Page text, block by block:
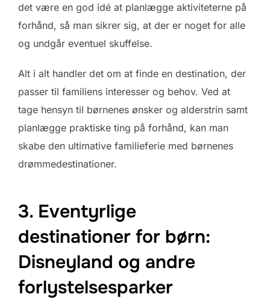
det være en god idé at planlægge aktiviteterne på
forhånd, så man sikrer sig, at der er noget for alle
og undgår eventuel skuffelse.
Alt i alt handler det om at finde en destination, der
passer til familiens interesser og behov. Ved at
tage hensyn til børnenes ønsker og alderstrin samt
planlægge praktiske ting på forhånd, kan man
skabe den ultimative familieferie med børnenes
drømmedestinationer.
3. Eventyrlige
destinationer for børn:
Disneyland og andre
forlystelsesparker